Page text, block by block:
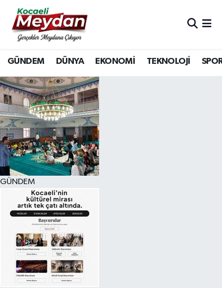
GÜNDEM DÜNYA EKONOMİ TEKNOLOJİ
GÜNDEM
Nöbetçi Eczaneler
Hava Durumu
Trafik Durumu
Süper Lig Puan Durumu ve Fikstür
Tüm Manşetler
Son Dakika Haberleri
Haber Arşivi